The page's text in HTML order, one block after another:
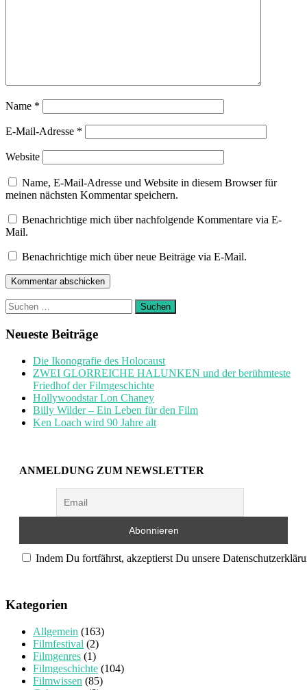
Name *
E-Mail-Adresse *
Website
Name, E-Mail-Adresse und Website in diesem Browser für
meinen nächsten Kommentar speichern.
Benachrichtige mich über nachfolgende Kommentare via E-
Mail.
Benachrichtige mich über neue Beiträge via E-Mail.
Suchen
nach:
Neueste Beiträge
Die Ikonografie des Holocaust
ZWEI GLORREICHE HALUNKEN und der berühmteste
Friedhof der Filmgeschichte
Hollywoodstar Lon Chaney
Billy Wilder – Ein Leben für den Film
Ken Loach wird 90 Jahre alt
ANMELDUNG ZUM NEWSLETTER
Indem Du fortfährst, akzeptierst Du unsere
Kategorien
Allgemein (163)
Filmfestival (2)
Filmgenres (1)
Filmgeschichte (104)
Filmwissen (85)